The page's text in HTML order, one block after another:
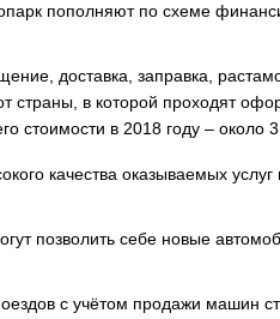
пополняют по схеме
доставка, заправка,
страны, в которой проходят
стоимости в 2018 году – около
качества оказываемых
позволить себе новые
с учётом продажи машин